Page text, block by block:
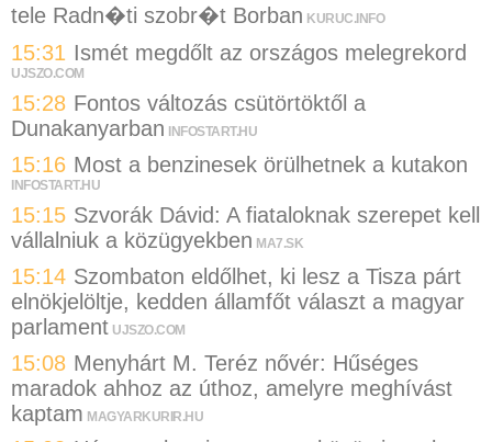
tele Radn�ti szobr�t Borban KURUC.INFO
15:31 Ismét megdőlt az országos melegrekord
UJSZO.COM
15:28 Fontos változás csütörtöktől a
Dunakanyarban
INFOSTART.HU
15:16 Most a benzinesek örülhetnek a kutakon
INFOSTART.HU
15:15 Szvorák Dávid: A fiataloknak szerepet kell
vállalniuk a közügyekben MA7.SK
15:14 Szombaton eldőlhet, ki lesz a Tisza párt
elnökjelöltje, kedden államfőt választ a magyar
parlament UJSZO.COM
15:08 Menyhárt M. Teréz nővér: Hűséges
maradok ahhoz az úthoz, amelyre meghívást
kaptam MAGYARKURIR.HU